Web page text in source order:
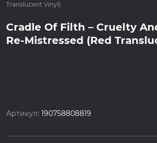
Translucent Vinyl)
Cradle Of Filth – Cruelty
Re-Mistressed (Red
Артикул:190758808819